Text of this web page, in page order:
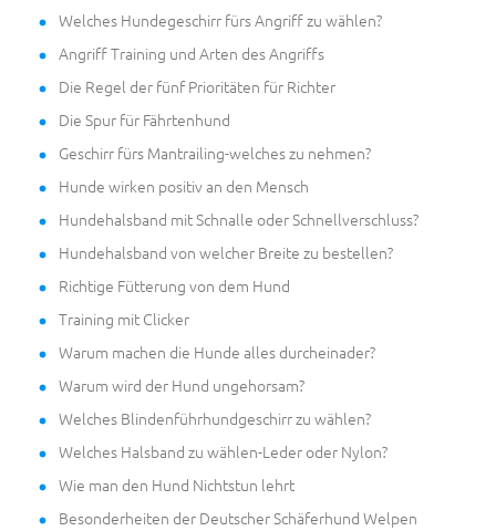
Welches Hundegeschirr fürs Angriff zu wählen?
Angriff Training und Arten des Angriffs
Die Regel der fünf Prioritäten für Richter
Die Spur für Fährtenhund
Geschirr fürs Mantrailing-welches zu nehmen?
Hunde wirken positiv an den Mensch
Hundehalsband mit Schnalle oder Schnellverschluss?
Hundehalsband von welcher Breite zu bestellen?
Richtige Fütterung von dem Hund
Training mit Clicker
Warum machen die Hunde alles durcheinader?
Warum wird der Hund ungehorsam?
Welches Blindenführhundgeschirr zu wählen?
Welches Halsband zu wählen-Leder oder Nylon?
Wie man den Hund Nichtstun lehrt
Besonderheiten der Deutscher Schäferhund Welpen